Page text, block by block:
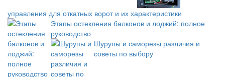
управления для откатных ворот и их характеристики
Этапы остекления балконов и лоджий: полное
руководство
Шурупы и саморезы различия и
советы по выбору